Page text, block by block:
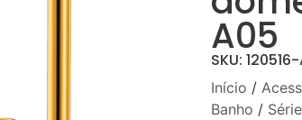
A05
SKU:
Início /
Banho /